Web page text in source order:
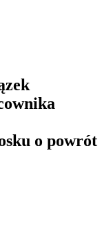
o powrót